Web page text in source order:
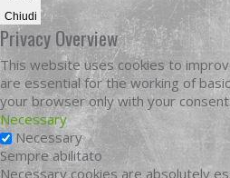
Chiudi
Privacy Overview
This website uses cookies to
are essential for the working of
your browser only with your
Necessary
Necessary
Sempre abilitato
Necessary cookies are absolutely